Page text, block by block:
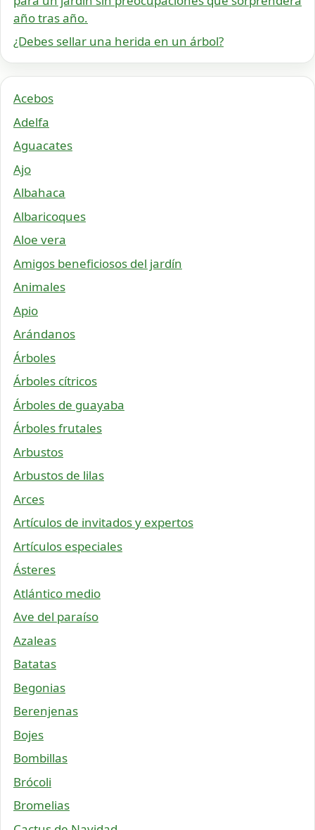
año tras año.
¿Debes sellar una herida en un árbol?
Acebos
Adelfa
Aguacates
Ajo
Albahaca
Albaricoques
Aloe vera
Amigos beneficiosos del jardín
Animales
Apio
Arándanos
Árboles
Árboles cítricos
Árboles de guayaba
Árboles frutales
Arbustos
Arbustos de lilas
Arces
Artículos de invitados y expertos
Artículos especiales
Ásteres
Atlántico medio
Ave del paraíso
Azaleas
Batatas
Begonias
Berenjenas
Bojes
Bombillas
Brócoli
Bromelias